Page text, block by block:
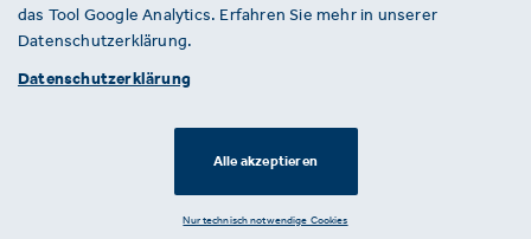
Sie haben einen Fehler auf unserer Website
gefunden? Ihnen ist ein defekter Link
aufgefallen? Wir freuen uns über Ihren
das Tool Google Analytics. Erfahren Sie mehr in unserer
Datenschutzerklärung.
Datenschutzerklärung
Alle akzeptieren
Nur technisch notwendige Cookies